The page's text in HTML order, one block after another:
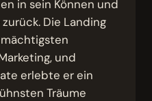
in sein Können und
Die Landing
und
erlebte er ein
Träume